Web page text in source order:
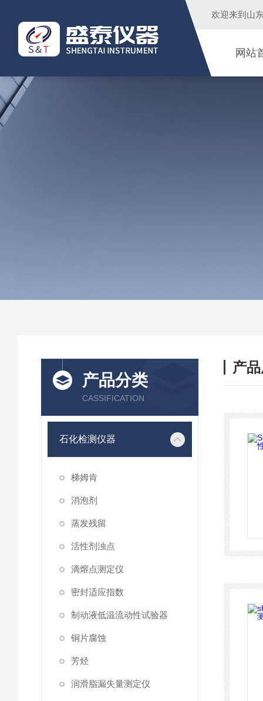
欢迎来到 山
网站
产品分类
CASSIFICATION
石化检测仪器
梯姆肯
消泡剂
蒸发残留
活性剂浊点
滴熔点测定仪
密封适应指数
制动液低温流动性试验器
铜片腐蚀
芳烃
润滑脂漏失量测定仪
产